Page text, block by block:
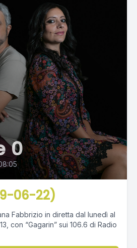
0
06-22)
Fabbrizio in diretta dal lunedì al
con “Gagarin” sui 106.6 di Radio